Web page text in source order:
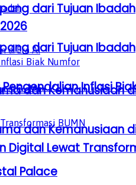
dari Tujuan Ibadah
dan Kemanusiaan
Palace
dari Tujuan Ibadah
dan Kemanusiaan
Inflasi
Digital Lewat